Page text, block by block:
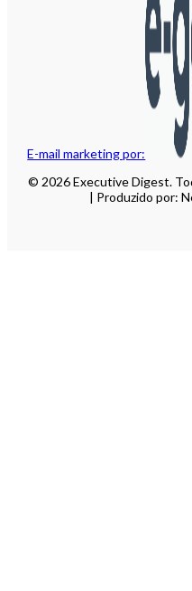
E-mail marketing por:
© 2026 Executive Digest.
| Produzido por: